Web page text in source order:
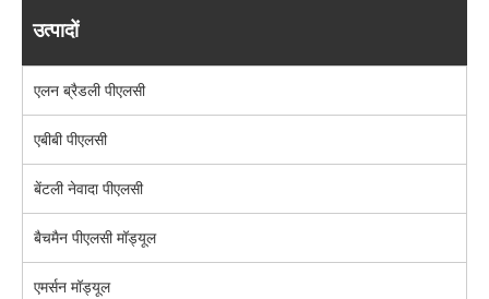
उत्पादों
एलन ब्रैडली पीएलसी
एबीबी पीएलसी
बेंटली नेवादा पीएलसी
बैचमैन पीएलसी मॉड्यूल
एमर्सन मॉड्यूल